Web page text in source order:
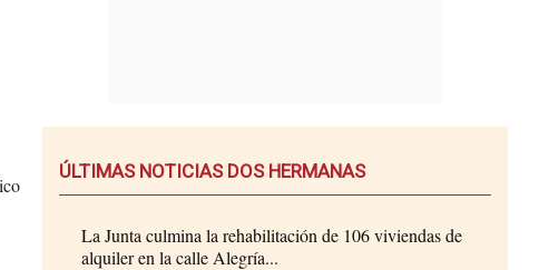
ÚLTIMAS NOTICIAS DOS HERMANAS
La Junta culmina la rehabilitación de 106 viviendas de
alquiler en la calle Alegría...